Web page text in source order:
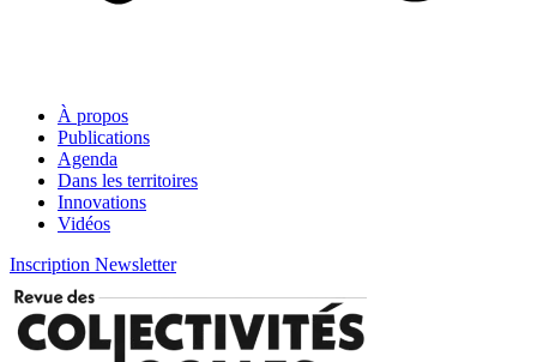
À propos
Publications
Agenda
Dans les territoires
Innovations
Vidéos
Inscription Newsletter